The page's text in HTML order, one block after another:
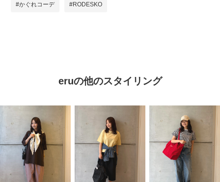
#かぐれコーデ #RODESKO
eruの他のスタイリング